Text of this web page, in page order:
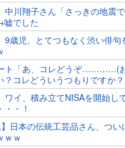
中川翔子さん「さっきの地震
でした
9歳児、とてつもなく渋い俳
ト「あ、コレどうぞ…………(
？コレどういうつもりですか？
ワイ、積み立てNISAを開始し
・・！
】日本の伝統工芸品さん、つ
ｗｗ